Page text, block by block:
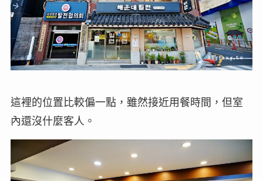
這裡的位置比較偏一點，雖然接近用餐時間，但室
內還沒什麼客人。